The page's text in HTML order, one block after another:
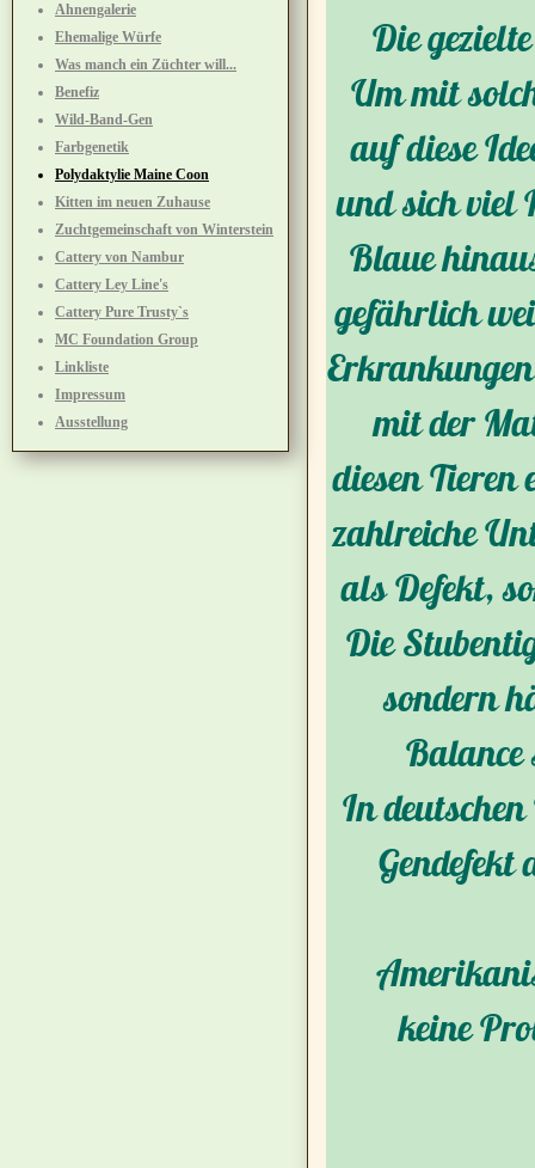
Ahnengalerie
Ehemalige Würfe
Was manch ein Züchter will...
Benefiz
Wild-Band-Gen
Farbgenetik
Polydaktylie Maine Coon
Kitten im neuen Zuhause
Zuchtgemeinschaft von Winterstein
Cattery von Nambur
Cattery Ley Line's
Cattery Pure Trusty`s
MC Foundation Group
Linkliste
Impressum
Ausstellung
Die
Um mit
auf diese
und sich viel
Blaue
gefährlich
mit der
diesen Tieren
zahlreiche
als Defekt,
Die
sondern
In
keine